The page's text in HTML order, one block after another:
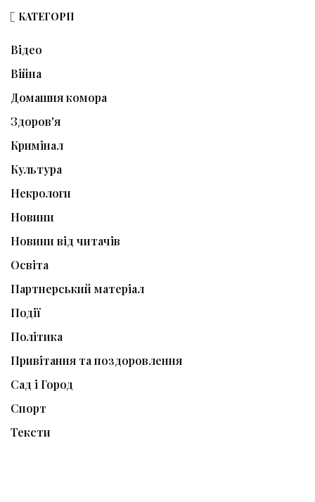
КАТЕГОРІЇ
Відео
Війна
Домашня комора
Здоров'я
Кримінал
Культура
Некрологи
Новини
Новини від читачів
Освіта
Партнерський матеріал
Події
Політика
Привітання та поздоровлення
Сад і Город
Спорт
Тексти